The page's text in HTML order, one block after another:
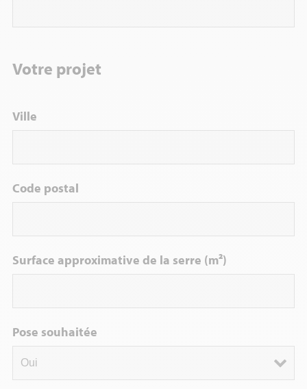
Votre projet
Ville
Code postal
Surface approximative de la serre (m²)
Pose souhaitée